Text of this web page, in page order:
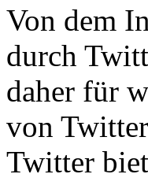
Von dem
durch
daher für
von
Twitter